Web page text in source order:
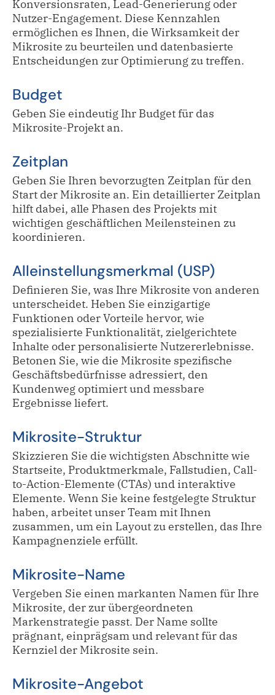
Konversionsraten, Lead-Generierung oder
Nutzer-Engagement. Diese Kennzahlen
ermöglichen es Ihnen, die Wirksamkeit der
Mikrosite zu beurteilen und datenbasierte
Entscheidungen zur Optimierung zu treffen.
Budget
Geben Sie eindeutig Ihr Budget für das
Mikrosite-Projekt an.
Zeitplan
Geben Sie Ihren bevorzugten Zeitplan für den
Start der Mikrosite an. Ein detaillierter Zeitplan
hilft dabei, alle Phasen des Projekts mit
wichtigen geschäftlichen Meilensteinen zu
koordinieren.
Alleinstellungsmerkmal (USP)
Definieren Sie, was Ihre Mikrosite von anderen
unterscheidet. Heben Sie einzigartige
Funktionen oder Vorteile hervor, wie
spezialisierte Funktionalität, zielgerichtete
Inhalte oder personalisierte Nutzererlebnisse.
Betonen Sie, wie die Mikrosite spezifische
Geschäftsbedürfnisse adressiert, den
Kundenweg optimiert und messbare
Ergebnisse liefert.
Mikrosite-Struktur
Skizzieren Sie die wichtigsten Abschnitte wie
Startseite, Produktmerkmale, Fallstudien, Call-
to-Action-Elemente (CTAs) und interaktive
Elemente. Wenn Sie keine festgelegte Struktur
haben, arbeitet unser Team mit Ihnen
zusammen, um ein Layout zu erstellen, das Ihre
Kampagnenziele erfüllt.
Mikrosite-Name
Vergeben Sie einen markanten Namen für Ihre
Mikrosite, der zur übergeordneten
Markenstrategie passt. Der Name sollte
prägnant, einprägsam und relevant für das
Kernziel der Mikrosite sein.
Mikrosite-Angebot